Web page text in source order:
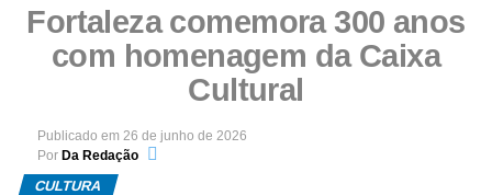
Fortaleza comemora 300 anos
com homenagem da Caixa
Cultural
Publicado em 26 de junho de 2026
Por Da Redação
CULTURA